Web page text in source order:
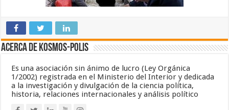
Acerca de Kosmos-Polis
Es una asociación sin ánimo de lucro (Ley Orgánica
1/2002) registrada en el Ministerio del Interior y dedicada
a la investigación y divulgación de la ciencia política,
historia, relaciones internacionales y análisis político